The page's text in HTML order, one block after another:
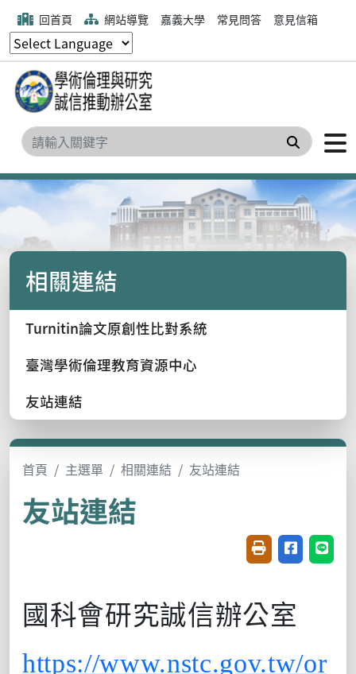
回首頁 網站導覽 嘉義大學 常見問答 意見信箱
搜尋
相關連結
Turnitin論文原創性比對系統
臺灣學術倫理教育資源中心
友站連結
首頁 主選單 相關連結 友站連結
友站連結
友善列印(開新視
分享至臉書
分享
國科會研究誠信辦公室
https://www.nstc.gov.tw/or